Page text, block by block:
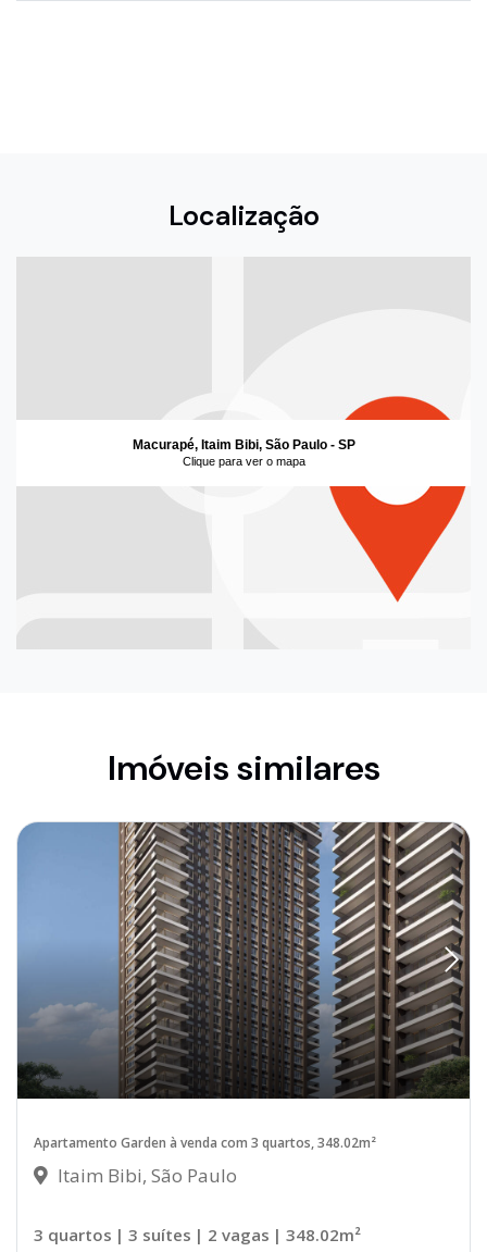
Localização
Macurapé, Itaim Bibi, São Paulo - SP
Clique para ver o mapa
Imóveis similares
Apartamento Garden à venda com 3 quartos, 348.02m²
Itaim Bibi, São Paulo
3 quartos | 3 suítes | 2 vagas | 348.02m²